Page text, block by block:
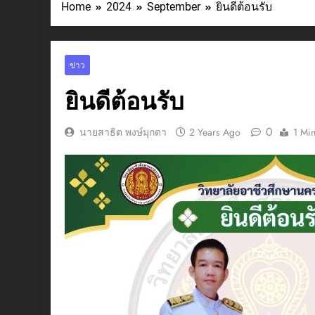
Home 2024 September ยินดีต้อนรับ
ข่าว
ยินดีต้อนรับ
นายสาธิต พงษ์มุกดา 2 Years Ago 0 1